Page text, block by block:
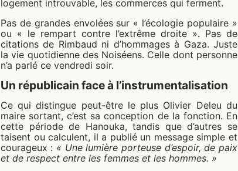
logement introuvable, les commerces qui ferment.
Pas de grandes envolées sur « l’écologie populaire »
ou « le rempart contre l’extrême droite ». Pas de
citations de Rimbaud ni d’hommages à Gaza. Juste
la vie quotidienne des Noiséens. Celle dont personne
n’a parlé ce vendredi soir.
Un républicain face à l’instrumentalisation
Ce qui distingue peut-être le plus Olivier Deleu du
maire sortant, c’est sa conception de la fonction. En
cette période de Hanouka, tandis que d’autres se
taisent ou calculent, il a publié un message simple et
courageux : « Une lumière porteuse d’espoir, de paix
et de respect entre les femmes et les hommes. »